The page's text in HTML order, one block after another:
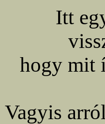
Itt
hogy mit
Vagyis